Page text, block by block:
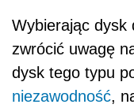
Wybierając dysk
zwrócić uwagę
dysk tego typu
niezawodność,